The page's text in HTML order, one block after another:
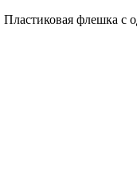
флешка с